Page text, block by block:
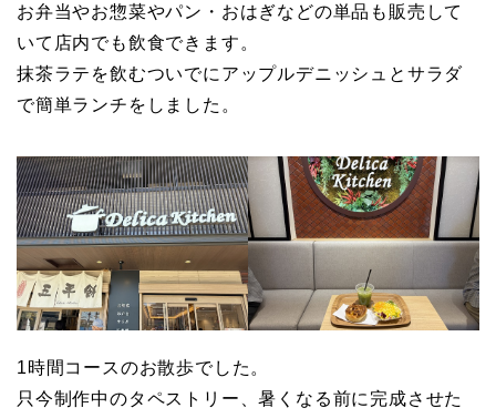
お弁当やお惣菜やパン・おはぎなどの単品も販売して
いて店内でも飲食できます。
抹茶ラテを飲むついでにアップルデニッシュとサラダ
で簡単ランチをしました。
1時間コースのお散歩でした。
只今制作中のタペストリー、暑くなる前に完成させた